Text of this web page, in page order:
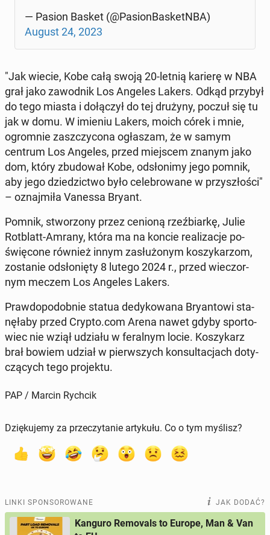
— Pasion Basket (@Pa­sion­Ba­sketN­BA)
August 24, 2023
"Jak wiecie, Kobe całą swoją 20-letnią karierę w NBA
grał jako za­wod­nik Los Angeles Lakers. Odkąd przybył
do tego miasta i do­łą­czył do tej drużyny, poczuł się tu
jak w domu. W imieniu Lakers, moich córek i mnie,
ogrom­nie za­szczy­co­na ogła­szam, że w samym
centrum Los Angeles, przed miej­scem znanym jako
dom, który zbu­do­wał Kobe, od­sło­ni­my jego pomnik,
aby jego dzie­dzic­two było ce­le­bro­wa­ne w przy­szło­ści"
– oznaj­mi­ła Vanessa Bryant.
Pomnik, stwo­rzo­ny przez cenioną rzeź­biar­kę, Julie
Rot­blatt-Amrany, która ma na koncie re­ali­za­cje po­
świę­co­ne również innym za­słu­żo­nym ko­szy­ka­rzom,
zo­sta­nie od­sło­nię­ty 8 lutego 2024 r., przed wie­czor­
nym meczem Los Angeles Lakers.
Praw­do­po­dob­nie statua de­dy­ko­wa­na Bry­an­to­wi sta­
nę­ła­by przed Crypto.com Arena nawet gdyby spor­to­
wiec nie wziął udziału w fe­ral­nym locie. Ko­szy­karz
brał bowiem udział w pierw­szych kon­sul­ta­cjach do­ty­
czą­cych tego pro­jek­tu.
PAP / Marcin Rychcik
Dziękujemy za przeczytanie artykułu. Co o tym myślisz?
LINKI SPONSOROWANE JAK DODAĆ?
Kanguro Removals to Europe, Man & Van